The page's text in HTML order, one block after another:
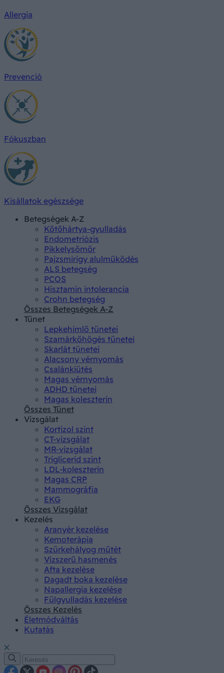
Allergia
Prevenció
Fókuszban
Kisállatok egészsége
Betegségek A-Z
Kötőhártya-gyulladás
Endometriózis
Pikkelysömör
Pajzsmirigy alulműködés
ALS betegség
PCOS
Hisztamin intolerancia
Crohn betegség
Összes Betegségek A-Z
Tünet
Lepkehimlő tünetei
Szamárköhögés tünetei
Skarlát tünetei
Alacsony vérnyomás
Csalánkiütés
Magas vérnyomás
ADHD tünetei
Magas koleszterin
Összes Tünet
Vizsgálat
Kortizol szint
CT-vizsgálat
MR-vizsgálat
Triglicerid szint
LDL-koleszterin
Magas CRP
Mammográfia
EKG
Összes Vizsgálat
Kezelés
Aranyér kezelése
Kemoterápia
Szürkehályog műtét
Vízszerű hasmenés
Afta kezelése
Dagadt boka kezelése
Napallergia kezelése
Fülgyulladás kezelése
Összes Kezelés
Életmódváltás
Kutatás